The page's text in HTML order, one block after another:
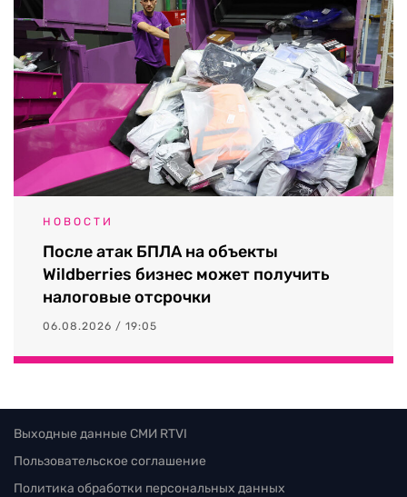
НОВОСТИ
После атак БПЛА на объекты
Wildberries бизнес может получить
налоговые отсрочки
06.08.2026 / 19:05
Выходные данные СМИ RTVI
Пользовательское соглашение
Политика обработки персональных данных